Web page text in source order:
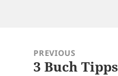
navigationPREVIOUS
Previous
3 Buch Tipps